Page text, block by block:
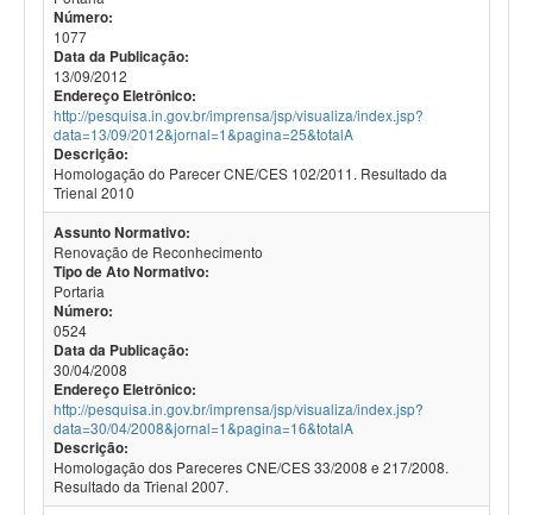
Número:
1077
Data da Publicação:
13/09/2012
Endereço Eletrônico:
http://pesquisa.in.gov.br/imprensa/jsp/visualiza/index.jsp?
data=13/09/2012&jornal=1&pagina=25&totalA
Descrição:
Homologação do Parecer CNE/CES 102/2011. Resultado da
Trienal 2010
Assunto Normativo:
Renovação de Reconhecimento
Tipo de Ato Normativo:
Portaria
Número:
0524
Data da Publicação:
30/04/2008
Endereço Eletrônico:
http://pesquisa.in.gov.br/imprensa/jsp/visualiza/index.jsp?
data=30/04/2008&jornal=1&pagina=16&totalA
Descrição:
Homologação dos Pareceres CNE/CES 33/2008 e 217/2008.
Resultado da Trienal 2007.